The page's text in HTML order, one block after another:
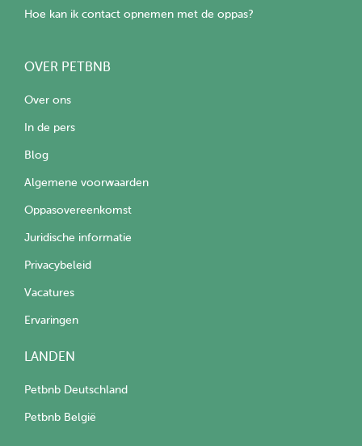
Hoe kan ik contact opnemen met de oppas?
OVER PETBNB
Over ons
In de pers
Blog
Algemene voorwaarden
Oppasovereenkomst
Juridische informatie
Privacybeleid
Vacatures
Ervaringen
LANDEN
Petbnb Deutschland
Petbnb België